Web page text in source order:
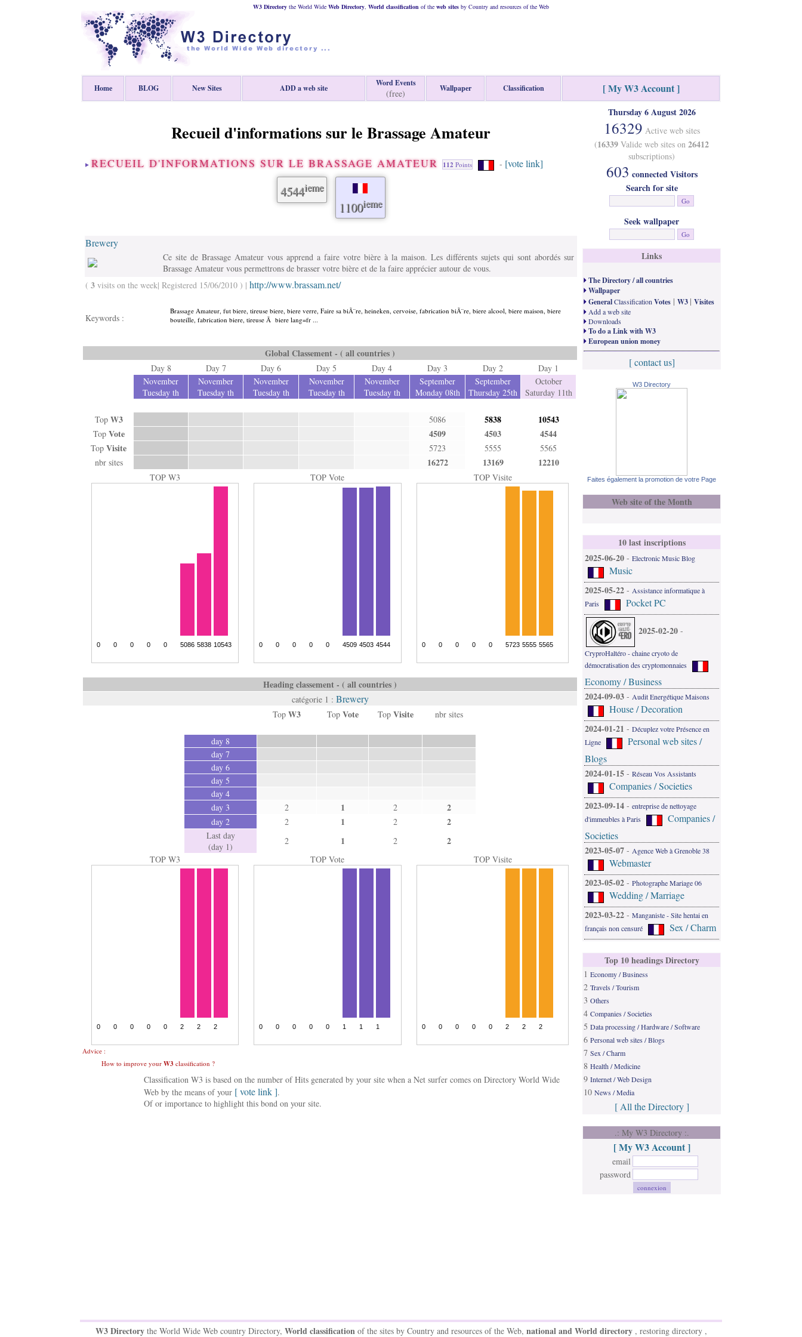
W3 Directory the World Wide Web Directory, World classification of the web sites by Country and resources of the Web
Home BLOG New Sites ADD a web site
Word Events
(free) Wallpaper Classification [ My W3 Account ]
Recueil d'informations sur le Brassage Amateur
RECUEIL D'INFORMATIONS SUR LE BRASSAGE AMATEUR 112 Points - [vote link]
4544ieme
1100ieme
Brewery
Ce site de Brassage Amateur vous apprend a faire votre bière à la maison. Les différents sujets qui sont abordés sur
Brassage Amateur vous permettrons de brasser votre bière et de la faire apprécier autour de vous.
( 3 visits on the week| Registered 15/06/2010 ) | http://www.brassam.net/
Keywords :
Brassage Amateur, fut biere, tireuse biere, biere verre, Faire sa biÃ¨re, heineken, cervoise, fabrication biÃ¨re, biere alcool, biere maison, biere
bouteille, fabrication biere, tireuse Ã biere lang=fr ...
Global Classement - ( all countries )
Day 8 Day 7 Day 6 Day 5 Day 4 Day 3 Day 2
Day 1
November
Tuesday th
November
Tuesday th
November
Tuesday th
November
Tuesday th
November
Tuesday th
September
Monday 08th
September
Thursday 25th
October
Saturday 11th
Top W3 5086 5838 10543
Top Vote 4509 4503 4544
Top Visite 5723 5555
5565
nbr sites
16272 13169 12210
TOP W3 TOP Vote TOP Visite
Heading classement - ( all countries )
catégorie 1 : Brewery
Top W3 Top Vote Top Visite nbr sites
day 8
day 7
day 6
day 5
day 4
day 3
2 1 2 2
day 2 2 1 2 2
Last day
(day 1)
2 1 2 2
TOP W3 TOP Vote TOP Visite
Advice :
How to improve your W3 classification ?
Classification W3 is based on the number of Hits generated by your site when a Net surfer comes on Directory World Wide
Web by the means of your [ vote link ].
Of or importance to highlight this bond on your site.
Thursday 6 August 2026
16329 Active web sites
(16339 Valide web sites on 26412
subscriptions)
603 connected Visitors
Search for site
Seek wallpaper
Links
The Directory / all countries
Wallpaper
GeneralClassification Votes | W3 | Visites
Add a web site
Downloads
To do a Link with W3
European union money
[ contact us]
W3 Directory
Faites également la promotion de votre Page
Web site of the Month
10 last inscriptions
2025-06-20 - Electronic Music Blog
Music
2025-05-22 - Assistance informatique à
Paris
Pocket PC
2025-02-20 -
CryproHaltéro - chaine cryoto de
démocratisation des cryptomonnaies
Economy / Business
2024-09-03 - Audit Energétique Maisons
House / Decoration
2024-01-21 - Décuplez votre Présence en
Ligne
Personal web sites /
Blogs
2024-01-15 - Réseau Vos Assistants
Companies / Societies
2023-09-14 - entreprise de nettoyage
d'immeubles à Paris
Companies /
Societies
2023-05-07 - Agence Web à Grenoble 38
Webmaster
2023-05-02 - Photographe Mariage 06
Wedding / Marriage
2023-03-22 - Manganiste - Site hentai en
français non censuré
Sex / Charm
Top 10 headings Directory
1 Economy / Business
2 Travels / Tourism
3 Others
4 Companies / Societies
5 Data processing / Hardware / Software
6 Personal web sites / Blogs
7 Sex / Charm
8 Health / Medicine
9 Internet / Web Design
10 News / Media
[ All the Directory ]
.: My W3 Directory :.
[ My W3 Account ]
email
password
W3 Directorythe World Wide Web country Directory, World classificationof the sites by Country and resources of the Web, national and World directory, restoring directory ,